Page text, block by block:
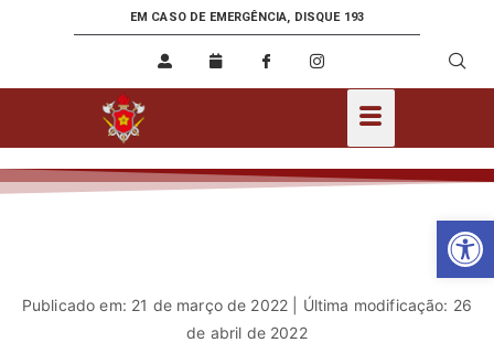
EM CASO DE EMERGÊNCIA, DISQUE 193
Publicado em: 21 de março de 2022 | Última modificação: 26
de abril de 2022